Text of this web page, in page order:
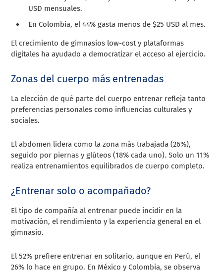
USD mensuales.
En Colombia, el 44% gasta menos de $25 USD al mes.
El crecimiento de gimnasios low-cost y plataformas
digitales ha ayudado a democratizar el acceso al ejercicio.
Zonas del cuerpo más entrenadas
La elección de qué parte del cuerpo entrenar refleja tanto
preferencias personales como influencias culturales y
sociales.
El abdomen lidera como la zona más trabajada (26%),
seguido por piernas y glúteos (18% cada uno). Solo un 11%
realiza entrenamientos equilibrados de cuerpo completo.
¿Entrenar solo o acompañado?
El tipo de compañía al entrenar puede incidir en la
motivación, el rendimiento y la experiencia general en el
gimnasio.
El 52% prefiere entrenar en solitario, aunque en Perú, el
26% lo hace en grupo. En México y Colombia, se observa